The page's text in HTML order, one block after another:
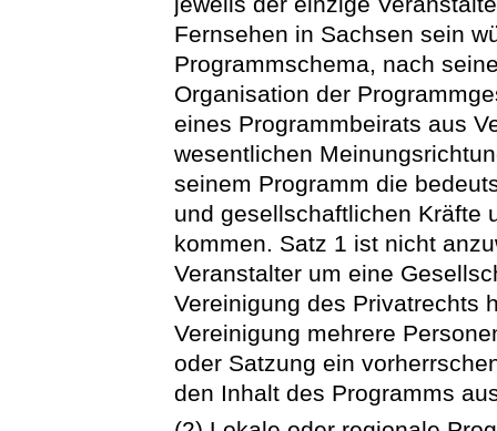
Fernsehen in Sachsen sein
Programmschema, nach
Organisation der
eines Programmbeirats aus
wesentlichen
seinem Programm die
und gesellschaftlichen Kräfte
kommen. Satz 1 ist nicht
Veranstalter um eine
Vereinigung des Privatrechts
Vereinigung mehrere
oder Satzung ein
den Inhalt des Programms